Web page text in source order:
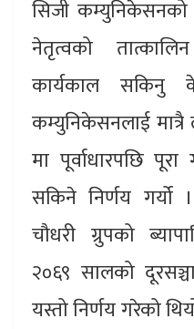
सिजी कम्युनिकेसनको
नेतृत्वको
कार्यकाल सकिनु
कम्युनिकेसनलाई
मा पूर्वाधारपछि
सकिने निर्णय गर्यो
चौधरी ग्रुपको
२०६९ सालको
यस्तो निर्णय गरेको